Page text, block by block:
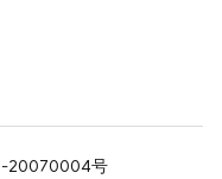
20070004号